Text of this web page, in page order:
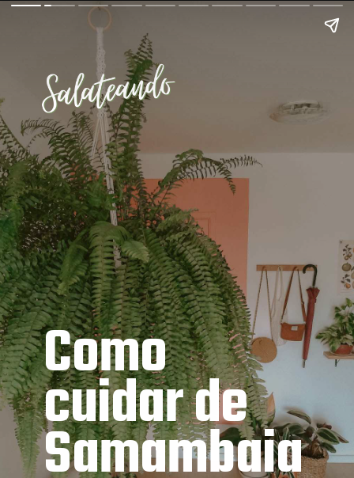
Como
cuidar de
Samambaia